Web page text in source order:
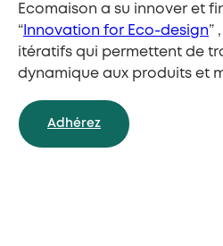
Ecomaison a su innover et
“ Innovation for Eco-design”
itératifs qui permettent de
dynamique aux produits et
Adhérez